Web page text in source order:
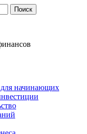
начинающих